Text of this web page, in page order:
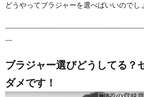
どうやってブラジャーを選べばいいのでし
―
ブラジャー選びどうしてる？
ダメです！